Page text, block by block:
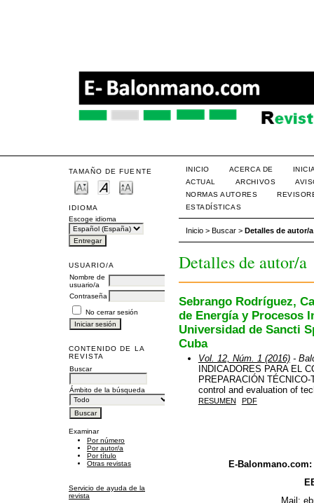
TAMAÑO DE FUENTE
IDIOMA
Escoge idioma
USUARIO/A
Nombre de
usuario/a
Contraseña
No cerrar sesión
CONTENIDO DE LA
REVISTA
Buscar
Ámbito de la búsqueda
Examinar
Por número
Por autor/a
Por título
Otras revistas
Servicio de ayuda de la
revista
INICIO ACERCA DE
ACTUAL
ARCHIVOS
NORMAS AUTORES
ESTADÍSTICAS
Inicio> Buscar> Detalles de autor/a
Detalles de autor/a
Sebrango Rodríguez,
de Energía y Procesos
Universidad de Sancti
Cuba
Vol. 12, Núm. 1 (2016)-
INDICADORES PARA EL
PREPARACIÓN
control and evaluation of
RESUMEN PDF
E-
Mail: